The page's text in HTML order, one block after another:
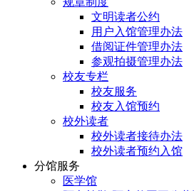
文明读者公约
用户入馆管理办法
借阅证件管理办法
参观拍摄管理办法
校友专栏
校友服务
校友入馆预约
校外读者
校外读者接待办法
校外读者预约入馆
分馆服务
医学馆